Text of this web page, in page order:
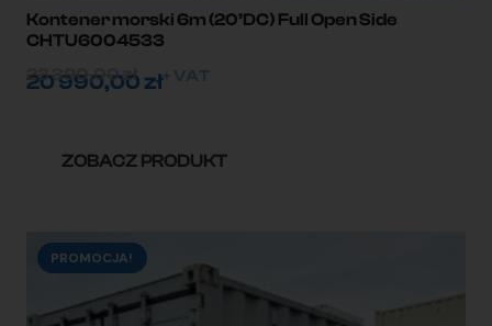
Kontener morski 6m (20’DC) Full Open Side
CHTU6004533
20 990,00zł+ VAT
23 390,00zł
ZOBACZ PRODUKT
PROMOCJA!